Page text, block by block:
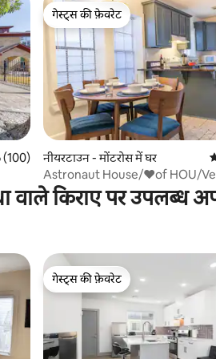
5 में से 4.85, 100 समीक्षाएँ
(100)
गेस्ट्स की फ़ेवरेट
गेस्ट्स की फ़ेवरेट
नीयरटाउन - मोंटरोस में घर
Astronaut House/❤of HOU/
Walkable /FiberWiFi
वाले किराए पर उपलब्ध
गेस्ट्स की फ़ेवरेट
गेस्ट्स की फ़ेवरेट